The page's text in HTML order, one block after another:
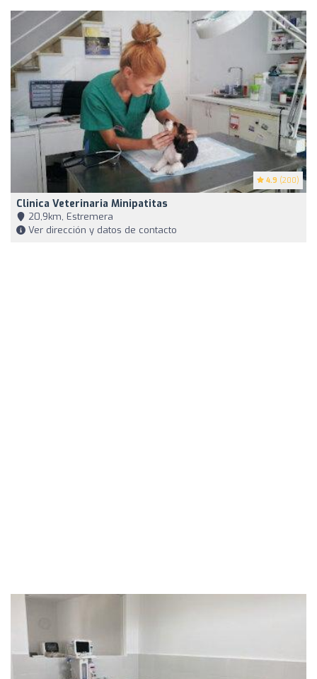
4.9 (200)
Clinica Veterinaria Minipatitas
20,9km, Estremera
Ver dirección y datos de contacto